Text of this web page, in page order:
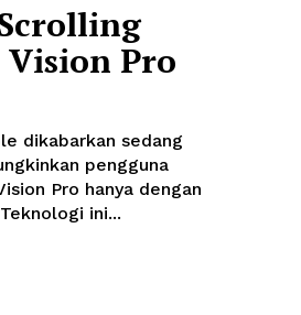
Pro
dikabarkan sedang
pengguna
Pro hanya dengan
ini...